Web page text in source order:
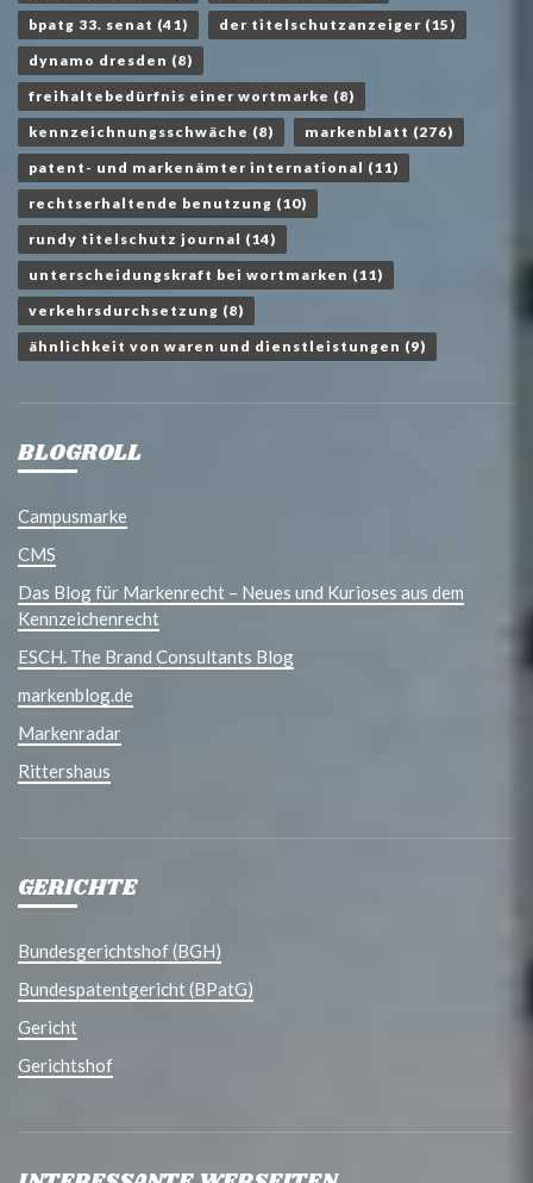
bpatg 33. senat (41) der titelschutzanzeiger (15)
dynamo dresden (8)
freihaltebedürfnis einer wortmarke (8)
kennzeichnungsschwäche (8) markenblatt (276)
patent- und markenämter international (11)
rechtserhaltende benutzung (10)
rundy titelschutz journal (14)
unterscheidungskraft bei wortmarken (11)
verkehrsdurchsetzung (8)
ähnlichkeit von waren und dienstleistungen (9)
BLOGROLL
Campusmarke
CMS
Das Blog für Markenrecht – Neues und Kurioses aus dem
Kennzeichenrecht
ESCH. The Brand Consultants Blog
markenblog.de
Markenradar
Rittershaus
GERICHTE
Bundesgerichtshof (BGH)
Bundespatentgericht (BPatG)
Gericht
Gerichtshof